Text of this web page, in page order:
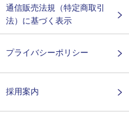
通信販売法規（特定商取引
法）に基づく表示
プライバシーポリシー
採用案内